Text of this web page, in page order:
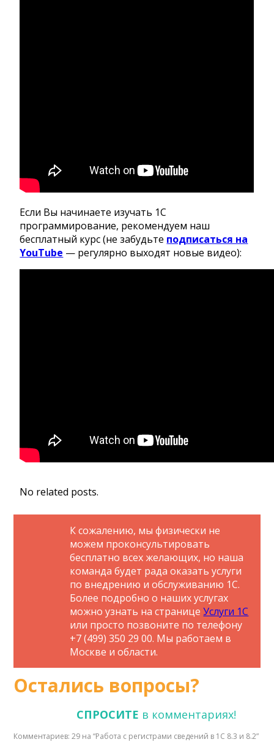
Если Вы начинаете изучать 1С
программирование, рекомендуем наш
бесплатный курс (не забудьте подписаться на
YouTube — регулярно выходят новые видео):
No related posts.
К сожалению, мы физически не
можем проконсультировать
бесплатно всех желающих, но наша
команда будет рада оказать услуги
по внедрению и обслуживанию 1С.
Более подробно о наших услугах
можно узнать на страницеУслуги 1С
или просто позвоните по телефону
+7 (499) 350 29 00. Мы работаем в
Москве и области.
Остались вопросы?
СПРОСИТЕ в комментариях!
Комментариев: 29 на “Работа с регистрами сведений в 1С 8.3 и 8.2”